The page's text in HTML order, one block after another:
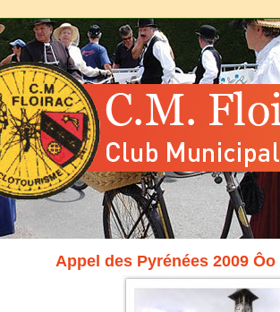
Appel des Pyrénées 2009 Ôo